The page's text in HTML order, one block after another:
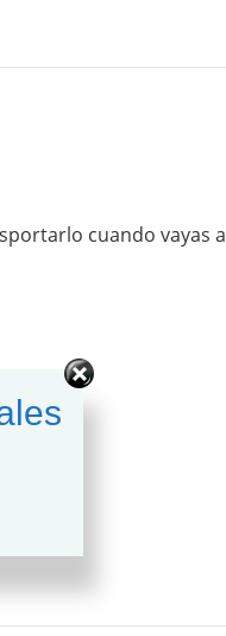
cuando vayas a